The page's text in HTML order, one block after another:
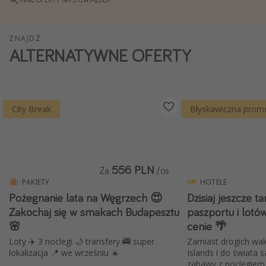
City Break
Hotele SPA i wellness
Wyjazdy na Majówkę
Newsy, ciekawostki, porady podróżnicze
Najlepsze aplikacje podróżnicze
Kalendarz podróży
ZNAJDŹ
ALTERNATYWNE OFERTY
City Break
PAKIETY
Pożegnanie lata na Węgrzech 😍
Zakochaj się w smakach Budapesztu
🌸
Loty ✈️ 3 noclegi 🌙 transfery 🚎 super
lokalizacja 📍 we wrześniu ☀️
Za 556 PLN /os
Błyskawiczna
HOTELE
Dzisiaj jeszcze
paszportu i
cenie 🌴
Zamiast drogich
Islands i do świata